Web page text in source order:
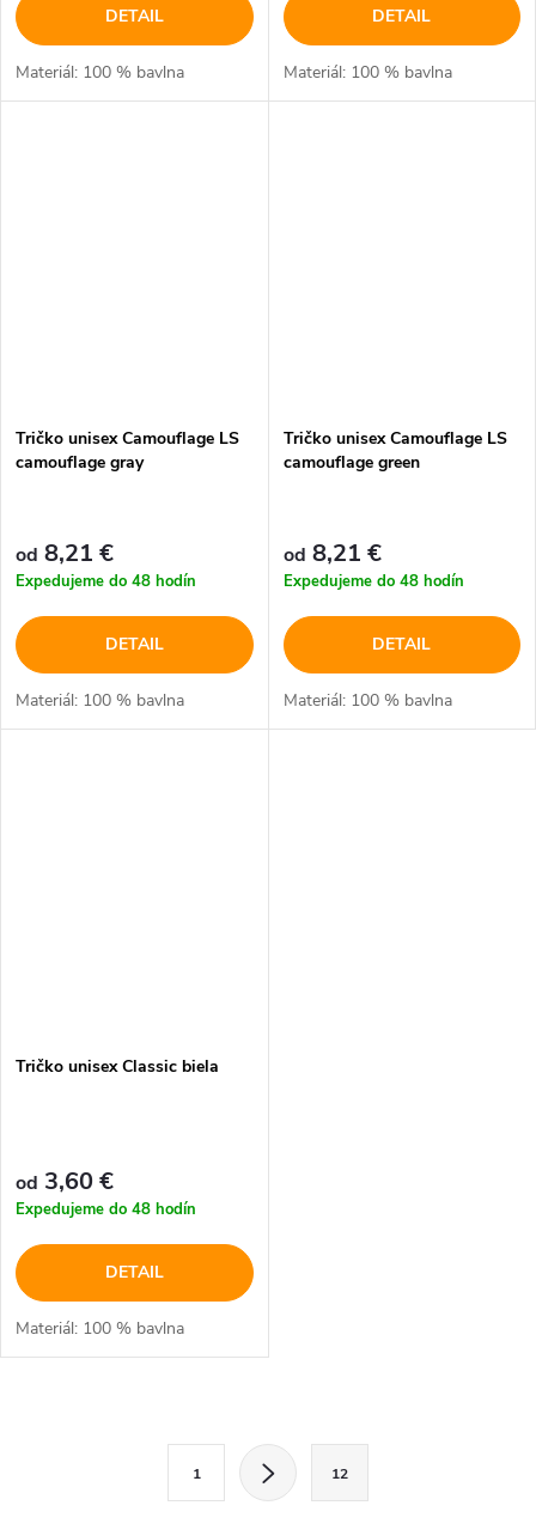
DETAIL
Materiál: 100 % bavlna
DETAIL
Materiál: 100 % bavlna
Tričko unisex Camouflage LS
camouflage gray
od 8,21 €
Expedujeme do 48 hodín
DETAIL
Materiál: 100 % bavlna
Tričko unisex Camouflage LS
camouflage green
od 8,21 €
Expedujeme do 48 hodín
DETAIL
Materiál: 100 % bavlna
Tričko unisex Classic biela
od 3,60 €
Expedujeme do 48 hodín
DETAIL
Materiál: 100 % bavlna
1 12